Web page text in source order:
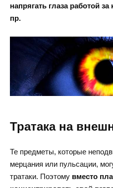
напрягать глаза работой
пр.
Тратака на
Те предметы, которые
мерцания или пульсации,
тратаки. Поэтому вместо